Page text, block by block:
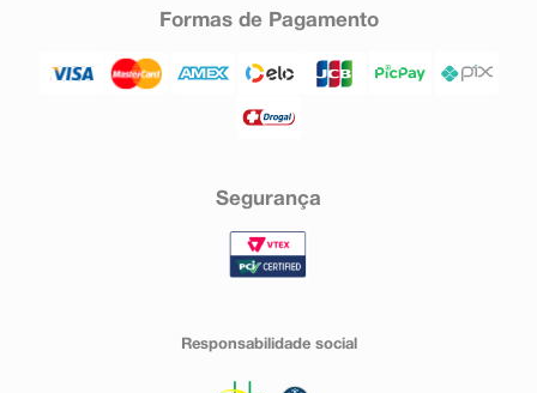
Formas de Pagamento
Segurança
Responsabilidade social